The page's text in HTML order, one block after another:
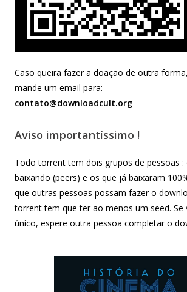
Caso queira fazer a doação de outra forma,
mande um email para:
contato@downloadcult.org
Aviso importantíssimo !
Todo torrent tem dois grupos de pessoas :
baixando (peers) e os que já baixaram
que outras pessoas possam fazer o
torrent tem que ter ao menos um seed. Se
único, espere outra pessoa completar o